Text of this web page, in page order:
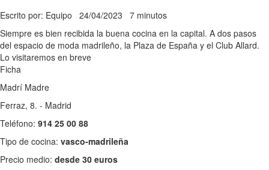
Escrito por: Equipo 24/04/2023 7 minutos
Siempre es bien recibida la buena cocina en la capital. A dos pasos
del espacio de moda madrileño, la Plaza de España y el Club Allard.
Lo visitaremos en breve
Ficha
Madrí Madre
Ferraz, 8. - Madrid
Teléfono: 914 25 00 88
Tipo de cocina: vasco-madrileña
Precio medio: desde 30 euros